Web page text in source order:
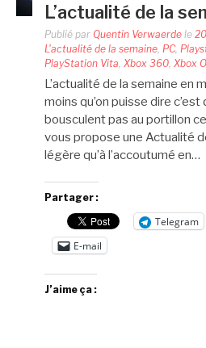
L’actualité de la
Publié par Quentin Verwaerde le
L'actualité de la semaine PC,
PlayStation Vita Xbox 360 Xbox
L’actualité de la semaine en
moins qu’on puisse dire
bousculent pas au portillon
vous propose une Actualité
légère qu’à l’accoutumé en…
Partager :
Telegram
E-mail
J’aime ça :